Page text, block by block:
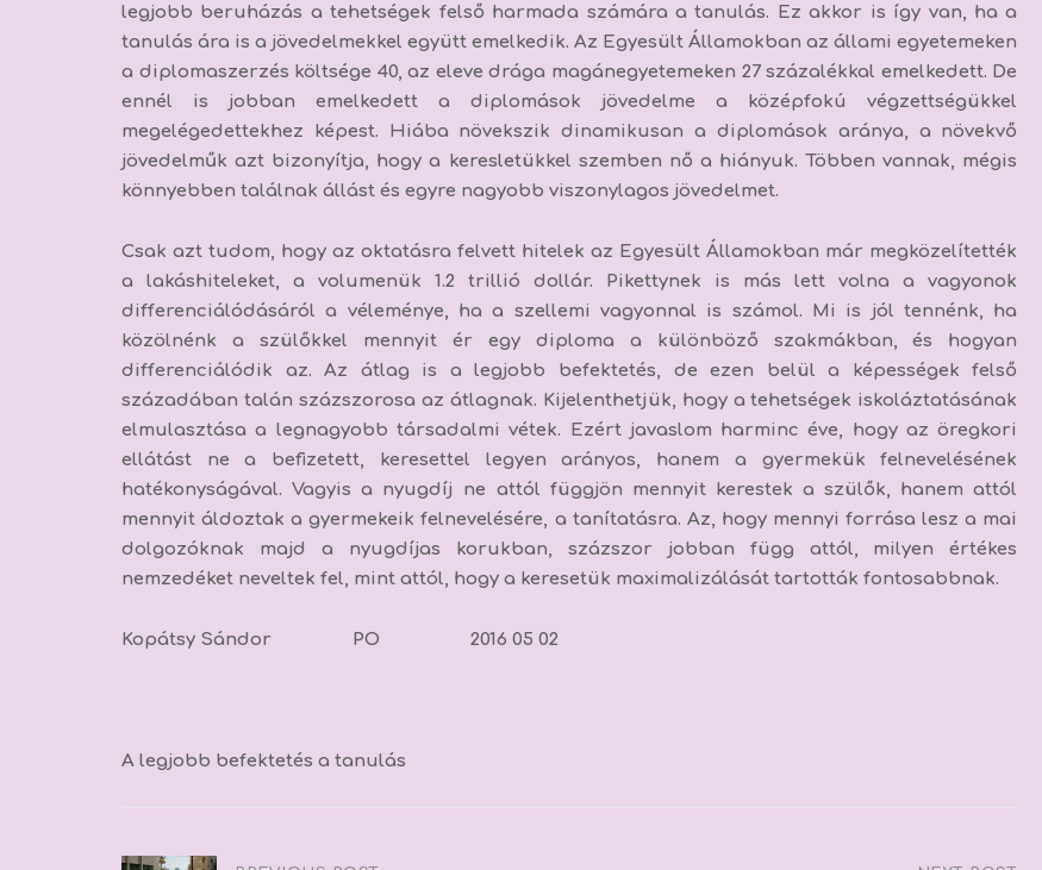
legjobb beruházás a tehetségek felső harmada számára a tanulás. Ez akkor is így van, ha a
tanulás ára is a jövedelmekkel együtt emelkedik. Az Egyesült Államokban az állami egyetemeken
a diplomaszerzés költsége 40, az eleve drága magánegyetemeken 27 százalékkal emelkedett. De
ennél is jobban emelkedett a diplomások jövedelme a középfokú végzettségükkel
megelégedettekhez képest. Hiába növekszik dinamikusan a diplomások aránya, a növekvő
jövedelműk azt bizonyítja, hogy a keresletükkel szemben nő a hiányuk. Többen vannak, mégis
könnyebben találnak állást és egyre nagyobb viszonylagos jövedelmet.
Csak azt tudom, hogy az oktatásra felvett hitelek az Egyesült Államokban már megközelítették
a lakáshiteleket, a volumenük 1.2 trillió dollár. Pikettynek is más lett volna a vagyonok
differenciálódásáról a véleménye, ha a szellemi vagyonnal is számol. Mi is jól tennénk, ha
közölnénk a szülőkkel mennyit ér egy diploma a különböző szakmákban, és hogyan
differenciálódik az. Az átlag is a legjobb befektetés, de ezen belül a képességek felső
századában talán százszorosa az átlagnak. Kijelenthetjük, hogy a tehetségek iskoláztatásának
elmulasztása a legnagyobb társadalmi vétek.
Ezért javaslom harminc éve, hogy az öregkori
ellátást ne a befizetett, keresettel legyen arányos, hanem a gyermekük felnevelésének
hatékonyságával. Vagyis a nyugdíj ne attól függjön mennyit kerestek a szülők, hanem attól
mennyit áldoztak a gyermekeik felnevelésére, a tanítatásra. Az, hogy mennyi forrása lesz a mai
dolgozóknak majd a nyugdíjas korukban, százszor jobban függ attól, milyen értékes
nemzedéket neveltek fel, mint attól, hogy a keresetük maximalizálását tartották fontosabbnak.
Kopátsy Sándor PO 2016 05 02
A legjobb befektetés a tanulás